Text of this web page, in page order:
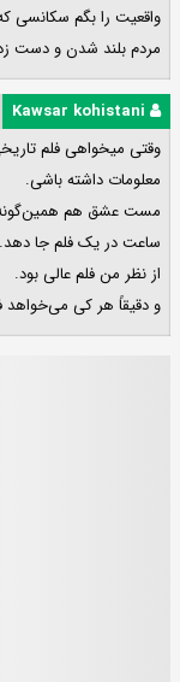
واقعیت را بگم سکانسی که
مردم بلند شدن و دست
وقتی میخواهی فلم
معلومات داشته باشی.
مست عشق هم همین‌گونه
ساعت در یک فلم جا دهد.
از نظر من فلم عالی بود.
و دقیقاً هر کی می‌خواهد